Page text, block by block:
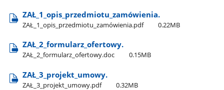
ZAŁ​_1​_opis​_przedmiotu​_zamówienia.
ZAŁ​_1​_opis​_przedmiotu​_zamówienia.pdf 0.22MB
ZAŁ​_2​_formularz​_ofertowy.
ZAŁ​_2​_formularz​_ofertowy.doc 0.15MB
ZAŁ​_3​_projekt​_umowy.
ZAŁ​_3​_projekt​_umowy.pdf 0.32MB